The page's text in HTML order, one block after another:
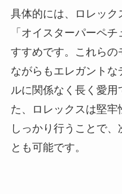
具体的には、ロレッ
「オイスターパーペ
すすめです。これらの
ながらもエレガントな
ルに関係なく長く愛用
た、ロレックスは堅
しっかり行うことで
とも可能です。